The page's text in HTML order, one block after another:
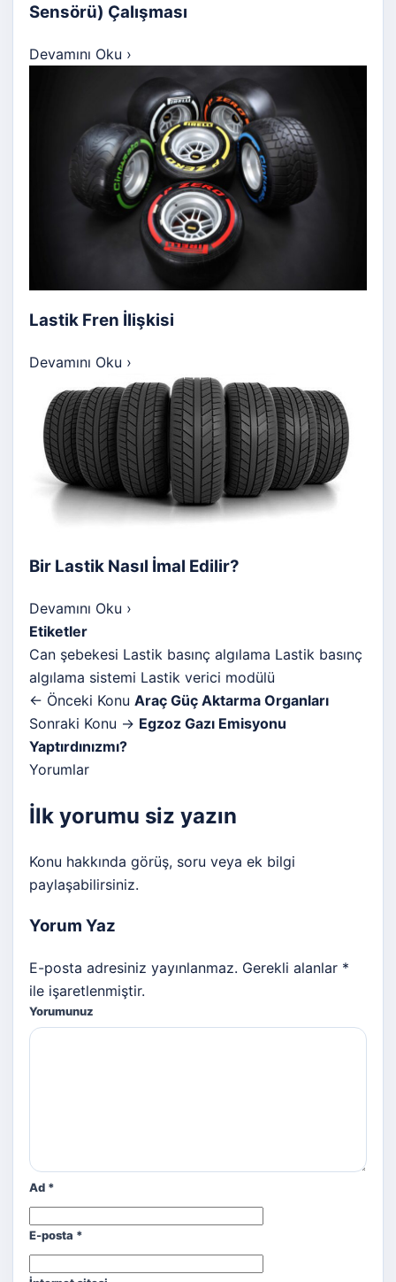
Sensörü) Çalışması
Devamını Oku ›
Lastik Fren İlişkisi
Devamını Oku ›
Bir Lastik Nasıl İmal Edilir?
Devamını Oku ›
Etiketler
Can şebekesi Lastik basınç algılama Lastik basınç
algılama sistemi Lastik verici modülü
← Önceki Konu Araç Güç Aktarma Organları
Sonraki Konu → Egzoz Gazı Emisyonu
Yaptırdınızmı?
Yorumlar
İlk yorumu siz yazın
Konu hakkında görüş, soru veya ek bilgi
paylaşabilirsiniz.
Yorum Yaz
E-posta adresiniz yayınlanmaz. Gerekli alanlar *
ile işaretlenmiştir.
Yorumunuz
Ad *
E-posta *